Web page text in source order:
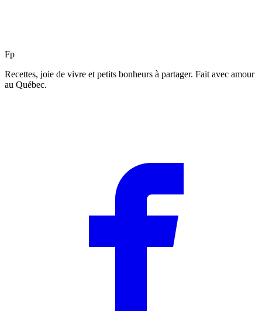
Fp
Recettes, joie de vivre et petits bonheurs à partager. Fait avec amour
au Québec.